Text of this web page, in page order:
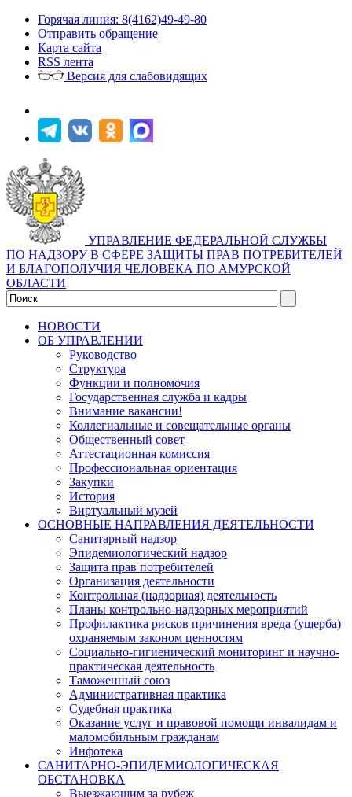
Горячая линия: 8(4162)49-49-80
Отправить обращение
Карта сайта
RSS лента
Версия для слабовидящих
УПРАВЛЕНИЕ ФЕДЕРАЛЬНОЙ СЛУЖБЫ
ПО НАДЗОРУ В СФЕРЕ ЗАЩИТЫ ПРАВ ПОТРЕБИТЕЛЕЙ
И БЛАГОПОЛУЧИЯ ЧЕЛОВЕКА ПО АМУРСКОЙ
ОБЛАСТИ
НОВОСТИ
ОБ УПРАВЛЕНИИ
Руководство
Структура
Функции и полномочия
Государственная служба и кадры
Внимание вакансии!
Коллегиальные и совещательные органы
Общественный совет
Аттестационная комиссия
Профессиональная ориентация
Закупки
История
Виртуальный музей
ОСНОВНЫЕ НАПРАВЛЕНИЯ ДЕЯТЕЛЬНОСТИ
Санитарный надзор
Эпидемиологический надзор
Защита прав потребителей
Организация деятельности
Контрольная (надзорная) деятельность
Планы контрольно-надзорных мероприятий
Профилактика рисков причинения вреда (ущерба)
охраняемым законом ценностям
Социально-гигиенический мониторинг и научно-
практическая деятельность
Таможенный союз
Административная практика
Судебная практика
Оказание услуг и правовой помощи инвалидам и
маломобильным гражданам
Инфотека
САНИТАРНО-ЭПИДЕМИОЛОГИЧЕСКАЯ
ОБСТАНОВКА
Выезжающим за рубеж